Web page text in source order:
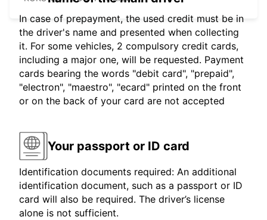
In case of prepayment, the used credit must be in
the driver's name and presented when collecting
it. For some vehicles, 2 compulsory credit cards,
including a major one, will be requested. Payment
cards bearing the words "debit card", "prepaid",
"electron", "maestro", "ecard" printed on the front
or on the back of your card are not accepted
Your passport or ID card
Identification documents required: An additional
identification document, such as a passport or ID
card will also be required. The driver’s license
alone is not sufficient.